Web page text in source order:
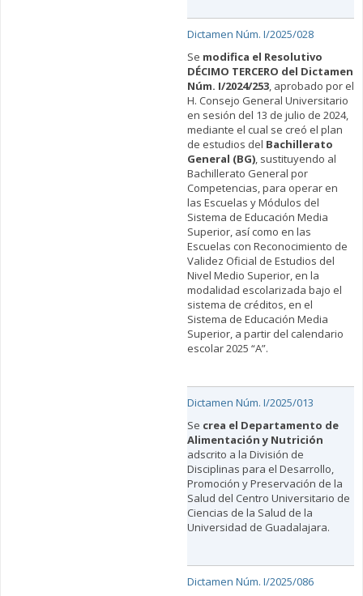
Dictamen Núm. I/2025/028
Se modifica el Resolutivo
DÉCIMO TERCERO del Dictamen
Núm. I/2024/253, aprobado por el
H. Consejo General Universitario
en sesión del 13 de julio de 2024,
mediante el cual se creó el plan
de estudios del Bachillerato
General (BG), sustituyendo al
Bachillerato General por
Competencias, para operar en
las Escuelas y Módulos del
Sistema de Educación Media
Superior, así como en las
Escuelas con Reconocimiento de
Validez Oficial de Estudios del
Nivel Medio Superior, en la
modalidad escolarizada bajo el
sistema de créditos, en el
Sistema de Educación Media
Superior, a partir del calendario
escolar 2025 “A”.
Dictamen Núm. I/2025/013
Se crea el Departamento de
Alimentación y Nutrición
adscrito a la División de
Disciplinas para el Desarrollo,
Promoción y Preservación de la
Salud del Centro Universitario de
Ciencias de la Salud de la
Universidad de Guadalajara.
Dictamen Núm. I/2025/086